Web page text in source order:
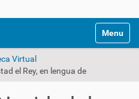
Mostrar/
Virtual